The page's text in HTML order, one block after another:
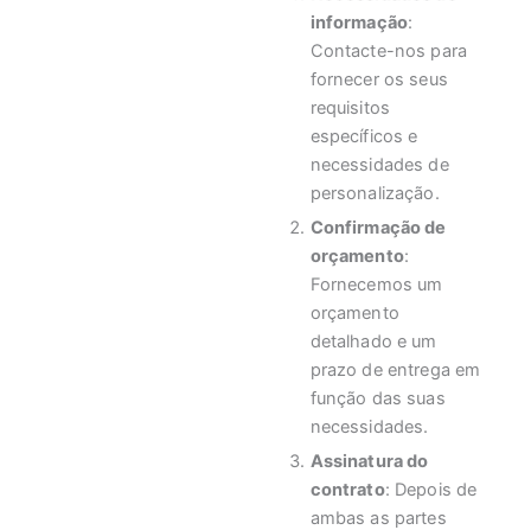
informação:
Contacte-nos para
fornecer os seus
requisitos
específicos e
necessidades de
personalização.
Confirmação de
orçamento:
Fornecemos um
orçamento
detalhado e um
prazo de entrega em
função das suas
necessidades.
Assinatura do
contrato: Depois de
ambas as partes